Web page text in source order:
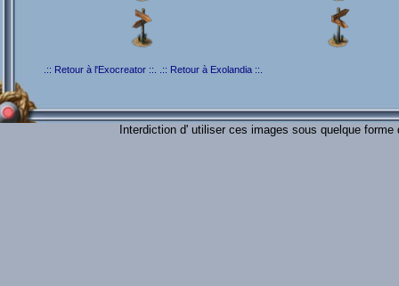
.:: Retour à l'Exocreator ::. .:: Retour à Exolandia ::.
Interdiction d' utiliser ces images sous quelque